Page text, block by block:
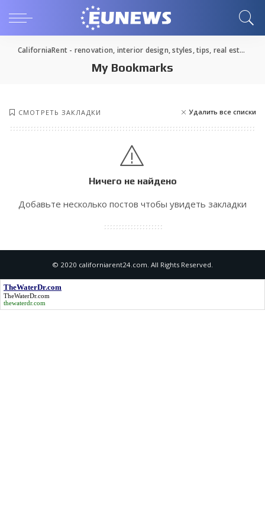
CaliforniaRent - renovation, interior design, styles, tips, real estate
My Bookmarks
СМОТРЕТЬ ЗАКЛАДКИ Удалить все списки
Ничего не найдено
Добавьте несколько постов чтобы увидеть закладки
© 2020 californiarent24.com. All Rights Reserved.
TheWaterDr.com
TheWaterDr.com
thewaterdr.com